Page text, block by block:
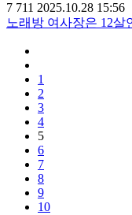
7 711 2025.10.28 15:56
노래방 여사장은 12
1
2
3
4
5
6
7
8
9
10